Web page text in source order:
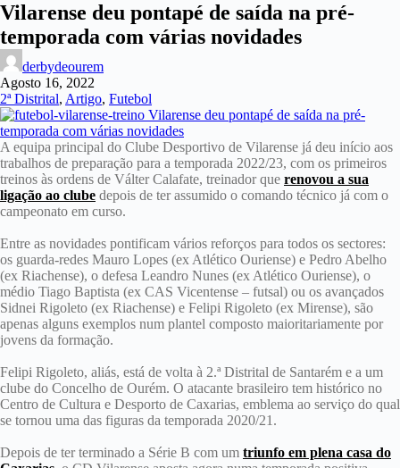
Vilarense deu pontapé de saída na pré-
temporada com várias novidades
derbydeourem
Agosto 16, 2022
2ª Distrital, Artigo, Futebol
A equipa principal do Clube Desportivo de Vilarense já deu início aos
trabalhos de preparação para a temporada 2022/23, com os primeiros
treinos às ordens de Válter Calafate, treinador que renovou a sua
ligação ao clube depois de ter assumido o comando técnico já com o
campeonato em curso.
Entre as novidades pontificam vários reforços para todos os sectores:
os guarda-redes Mauro Lopes (ex Atlético Ouriense) e Pedro Abelho
(ex Riachense), o defesa Leandro Nunes (ex Atlético Ouriense), o
médio Tiago Baptista (ex CAS Vicentense – futsal) ou os avançados
Sidnei Rigoleto (ex Riachense) e Felipi Rigoleto (ex Mirense), são
apenas alguns exemplos num plantel composto maioritariamente por
jovens da formação.
Felipi Rigoleto, aliás, está de volta à 2.ª Distrital de Santarém e a um
clube do Concelho de Ourém. O atacante brasileiro tem histórico no
Centro de Cultura e Desporto de Caxarias, emblema ao serviço do qual
se tornou uma das figuras da temporada 2020/21.
Depois de ter terminado a Série B com um triunfo em plena casa do